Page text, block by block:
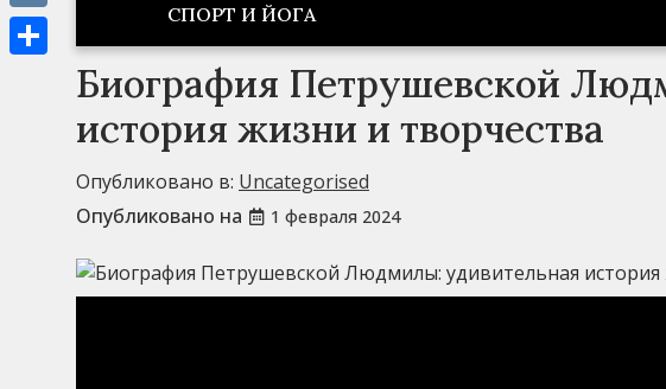
СПОРТ И ЙОГА
Биография Петрушевской
история жизни и творчества
Опубликовано в: Uncategorised
Опубликовано на
1 февраля 2024
VK
Отправить